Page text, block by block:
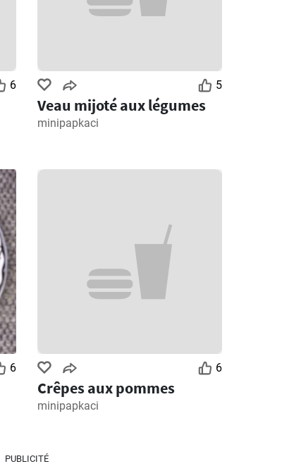
6 5
Veau mijoté aux légumes
minipapkaci
6 6
Crêpes aux pommes
minipapkaci
PUBLICITÉ